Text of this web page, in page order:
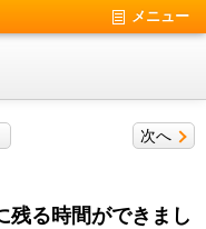
メニュー
次へ
残る時間ができまし